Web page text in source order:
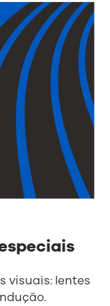
visuais: lentes